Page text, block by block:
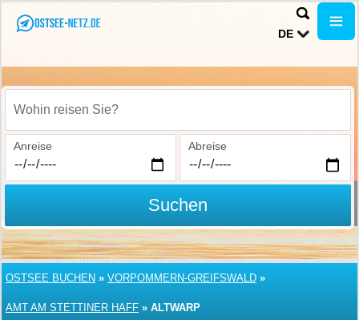
DE
Wohin reisen Sie?
Anreise Abreise
Suchen
OSTSEE BUCHEN » VORPOMMERN-GREIFSWALD »
AMT AM STETTINER HAFF » ALTWARP